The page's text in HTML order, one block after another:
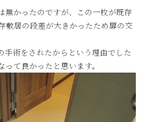
無かったのですが、この一枚が既存
敷居の段差が大きかったため扉の交
手術をされたからという理由でした
て良かったと思います。